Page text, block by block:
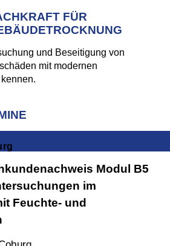
FÜR
und Beseitigung von
mit modernen
Modul B5
im
Feuchte- und